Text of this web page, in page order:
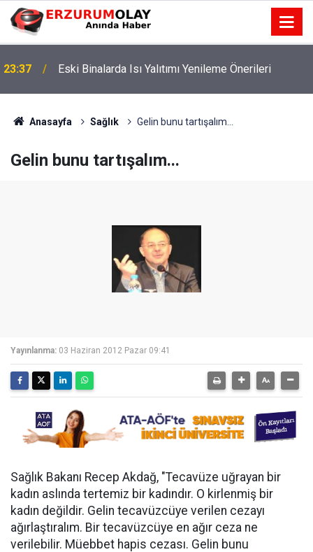
23:37 Eski Binalarda Isı Yalıtımı Yenileme Önerileri
Anasayfa Sağlık Gelin bunu tartışalım...
Gelin bunu tartışalım...
Yayınlanma: 03 Haziran 2012 Pazar 09:41
Sağlık Bakanı Recep Akdağ, "Tecavüze uğrayan bir
kadın aslında tertemiz bir kadındır. O kirlenmiş bir
kadın değildir. Gelin tecavüzcüye verilen cezayı
ağırlaştıralım. Bir tecavüzcüye en ağır ceza ne
verilebilir. Müebbet hapis cezası. Gelin bunu